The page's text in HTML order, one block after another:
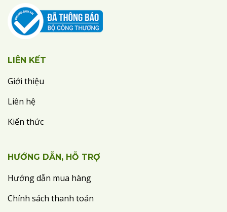
LIÊN KẾT
Giới thiệu
Liên hệ
Kiến thức
HƯỚNG DẪN, HỖ TRỢ
Hướng dẫn mua hàng
Chính sách thanh toán